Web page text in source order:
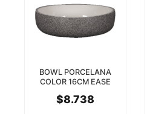
BOWL PORCELANA
COLOR 16CM EASE
$8.738